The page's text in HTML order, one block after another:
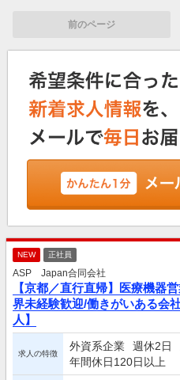
前のページ
NEW 正社員
ASP Japan合同会社
【京都／直行直帰】医療機器
界未経験歓迎/働きがいある会
人】
求人の特徴
外資系企業 週休2日
年間休日120日以上